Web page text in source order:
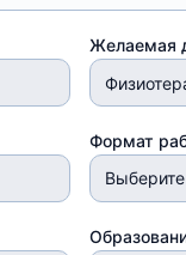
Желаемая
Формат